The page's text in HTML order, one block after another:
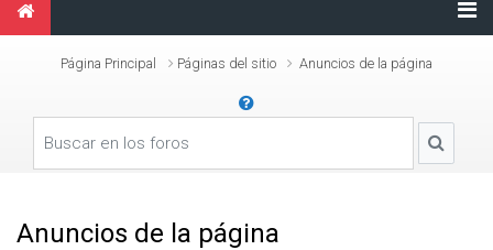
Página Principal Páginas del sitio Anuncios de la página
Buscar
Anuncios de la página